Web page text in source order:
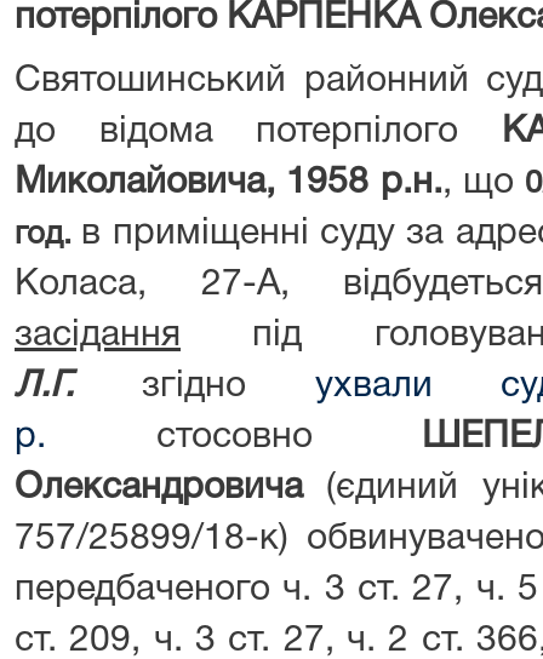
потерпілого КАРПЕНКА
Святошинський районний
до відома потерпілого
Миколайовича, 1958 р.н., що
год. в приміщенні суду за
Коласа, 27-А,
засідання під
Л.Г. згідно ухвали
р. стосовно
Олександровича(єдиний
757/25899/18-к)
передбаченого ч. 3 ст. 27, ч.
ст. 209, ч. 3 ст. 27, ч. 2 ст.